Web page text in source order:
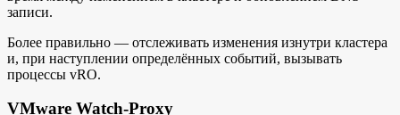
записи.
Более правильно — отслеживать изменения изнутри кластера
и, при наступлении определённых событий, вызывать
процессы vRO.
VMware Watch-Proxy